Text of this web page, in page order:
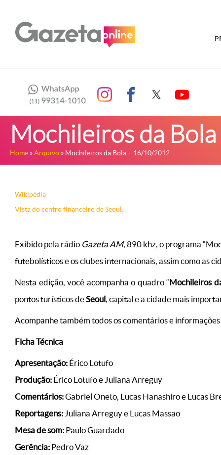
Mochileiros da
Home »Arquivo » Mochileiros da Bola – 16/10/2012
Wikipédia
Vista do centro financeiro de Seoul.
Exibido pela rádio Gazeta AM, 890 khz, o programa
futebolísticos e os clubes internacionais, assim como as
Nesta edição, você acompanha o quadro “Mochileiros
pontos turísticos deSeoul, capital e a cidade mais
Acompanhe também todos os comentários e
Ficha Técnica
Apresentação: Érico Lotufo
Produção: Érico Lotufo e Juliana Arreguy
Comentários:Gabriel Oneto, Lucas Hanashiro e Lucas
Reportagens: Juliana Arreguy e Lucas Massao
Mesa de som: Paulo Guardado
Gerência: Pedro Vaz